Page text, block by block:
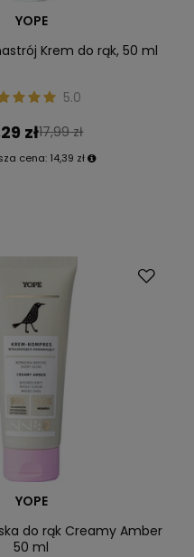
YOPE
Krem do rąk, 50 ml
5.0
zł17,99 zł
cena: 14,39 zł
YOPE
do rąk Creamy Amber
50 ml